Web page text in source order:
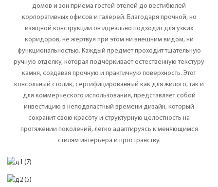
домов и зон приема гостей отелей до вестибюлей
корпоративных офисов и галерей. Благодаря прочной, но
изящной конструкции он идеально подходит для узких
коридоров, не жертвуя при этом ни внешним видом, ни
функциональностью. Каждый предмет проходит тщательную
ручную отделку, которая подчёркивает естественную текстуру
камня, создавая прочную и практичную поверхность. Этот
консольный столик, сертифицированный как для жилого, так и
для коммерческого использования, представляет собой
инвестицию в неподвластный времени дизайн, который
сохранит свою красоту и структурную целостность на
протяжении поколений, легко адаптируясь к меняющимся
стилям интерьера и пространству.